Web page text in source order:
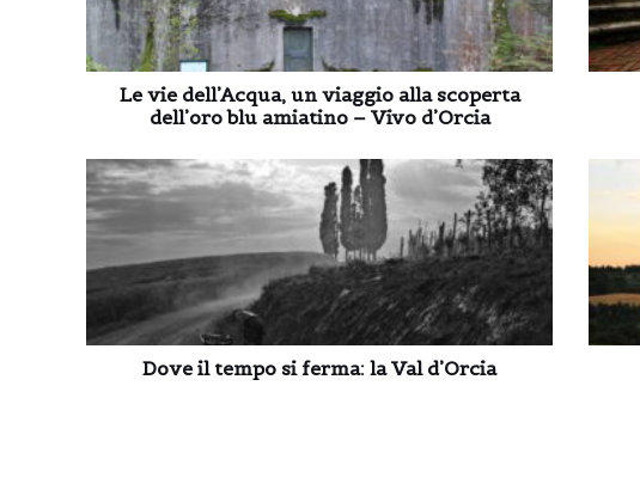
Le vie dell’Acqua, un viaggio alla scoperta
dell’oro blu amiatino – Vivo d’Orcia
Dove il tempo si ferma: la Val d’Orcia